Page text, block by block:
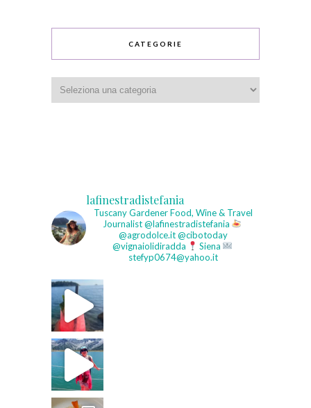
CATEGORIE
lafinestradistefania
Tuscany GardenerFood, Wine & Travel
Journalist@lafinestradistefania
@agrodolce.it @cibotoday
@vignaiolidiradda
Siena
stefyp0674@yahoo.it